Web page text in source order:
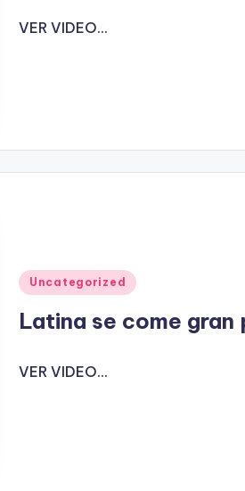
VER VIDEO...
Publicado
Uncategorized
Latina se come gran
VER VIDEO...